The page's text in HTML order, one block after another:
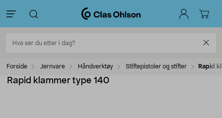
Forside Jernvare Håndverktøy Stiftepistoler og stifter Rapid
Rapid klammer type 140